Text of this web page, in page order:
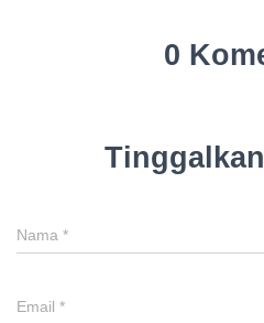
0
Nama *
Email *